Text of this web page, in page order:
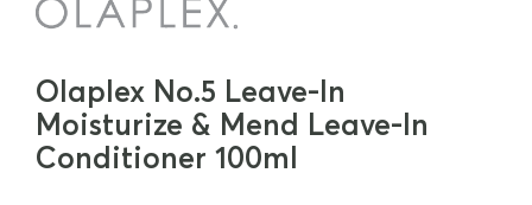
Olaplex No.5 Leave-In
Moisturize & Mend Leave-In
Conditioner 100ml